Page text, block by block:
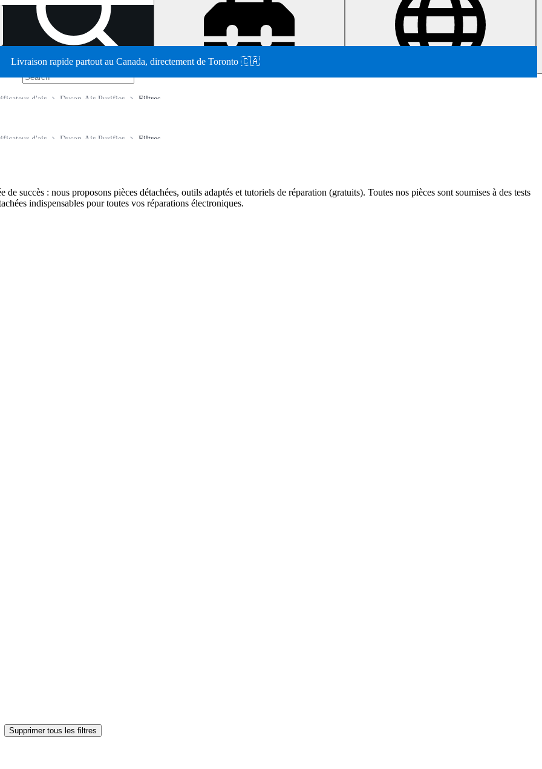
Livraison rapide partout au Canada, directement de Toronto 🇨🇦
Filtres
Dyson Air Purifier
d'air
Filtres
Dyson Air Purifier
d'air
succès : nous proposons pièces détachées, outils adaptés et tutoriels de réparation (gratuits). Toutes nos pièces sont soumises à des tests
indispensables pour toutes vos réparations électroniques.
Supprimer tous les filtres